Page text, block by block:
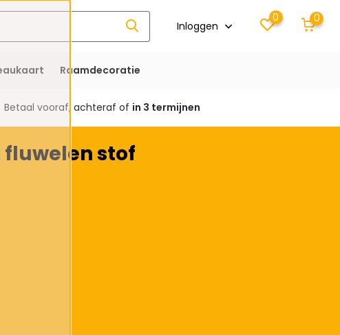
Inloggen
0 0
Raamdecoratie
Betaal vooraf, achteraf of in 3 termijnen
stof